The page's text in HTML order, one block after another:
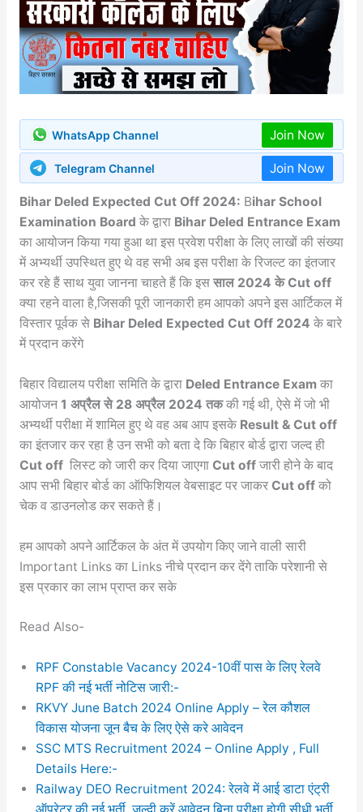
WhatsApp Channel Join Now
Telegram Channel Join Now
Bihar Deled Expected Cut Off 2024: Bihar School
Examination Board के द्वाराBihar Deled Entrance Exam
का आयोजन किया गया हुआ था इस प्रवेश परीक्षा के लिए लाखों की संख्या
में अभ्यर्थी उपस्थित हुए थे वह सभी अब इस परीक्षा के रिजल्ट का इंतजार
कर रहे हैं साथ युवा जानना चाहते हैं कि इस साल 2024 के Cut off
क्या रहने वाला है,जिसकी पूरी जानकारी हम आपको अपने इस आर्टिकल में
विस्तार पूर्वक से Bihar Deled Expected Cut Off 2024 के बारे
में प्रदान करेंगे
बिहार विद्यालय परीक्षा समिति के द्वारा Deled Entrance Examका
आयोजन1 अप्रैल से 28 अप्रैल 2024 तककी गई थी, ऐसे में जो भी
अभ्यर्थी परीक्षा में शामिल हुए थे वह अब आप इसके Result & Cut off
का इंतजार कर रहा है उन सभी को बता दे कि बिहार बोर्ड द्वारा जल्द ही
Cut offलिस्ट को जारी कर दिया जाएगा Cut offजारी होने के बाद
आप सभी बिहार बोर्ड का ऑफिशियल वेबसाइट पर जाकर Cut offको
चेक व डाउनलोड कर सकते हैं।
हम आपको अपने आर्टिकल के अंत में उपयोग किए जाने वाली सारी
Important Links का Links नीचे प्रदान कर देंगे ताकि परेशानी से
इस प्रकार का लाभ प्राप्त कर सके
Read Also-
RPF Constable Vacancy 2024-10वीं पास के लिए रेलवे
RPF की नई भर्ती नोटिस जारी:-
RKVY June Batch 2024 Online Apply – रेल कौशल
विकास योजना जून बैच के लिए ऐसे करे आवेदन
SSC MTS Recruitment 2024 – Online Apply , Full
Details Here:-
Railway DEO Recruitment 2024: रेलवे में आई डाटा एंट्री